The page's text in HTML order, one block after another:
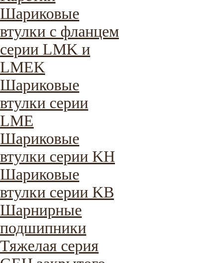
Шариковые
втулки с фланцем
серии LMK и
LMEK
Шариковые
втулки серии
LME
Шариковые
втулки серии KH
Шариковые
втулки серии KB
Шарнирные
подшипники
Тяжелая серия